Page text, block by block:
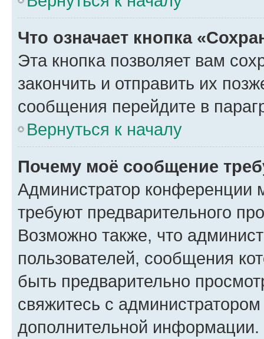
Что означает кнопка
Эта кнопка позволяет вам
закончить и отправить их
сообщения перейдите в
Вернуться к началу
Почему моё сообщение
Администратор конференции
требуют предварительного
Возможно также, что
пользователей, сообщения
быть предварительно
свяжитесь с
дополнительной информации.